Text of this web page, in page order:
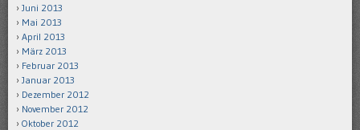
Juni 2013
Mai 2013
April 2013
März 2013
Februar 2013
Januar 2013
Dezember 2012
November 2012
Oktober 2012